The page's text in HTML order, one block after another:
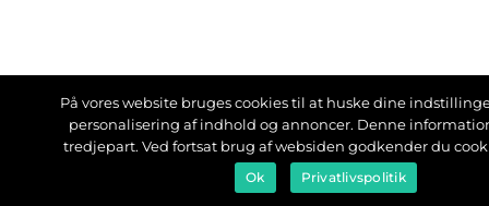
På vores website bruges cookies til at huske dine
personalisering af indhold og annoncer. Denne
tredjepart. Ved fortsat brug af websiden godkender du
Ok Privatlivspolitik